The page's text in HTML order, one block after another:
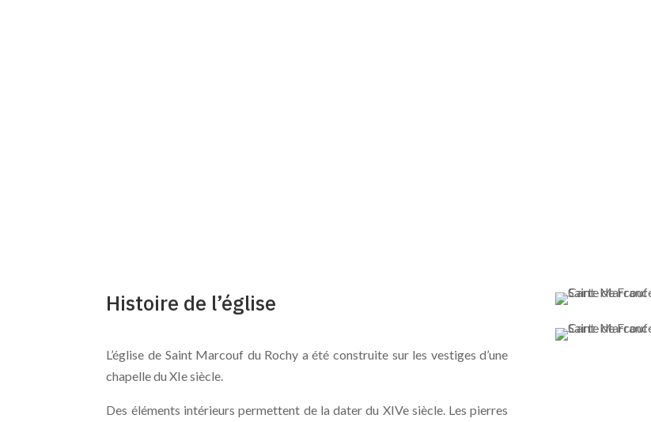
Histoire de l’église
L’église de Saint Marcouf du Rochy a été construite sur les vestiges d’une
chapelle du XIe siècle.
Des éléments intérieurs permettent de la dater du XIVe siècle. Les pierres